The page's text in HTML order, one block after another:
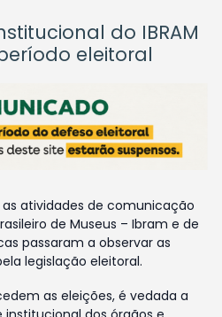
do IBRAM
eleitoral
atividades de comunicação
de Museus – Ibram e de
passaram a observar as
legislação eleitoral.
as eleições, é vedada a